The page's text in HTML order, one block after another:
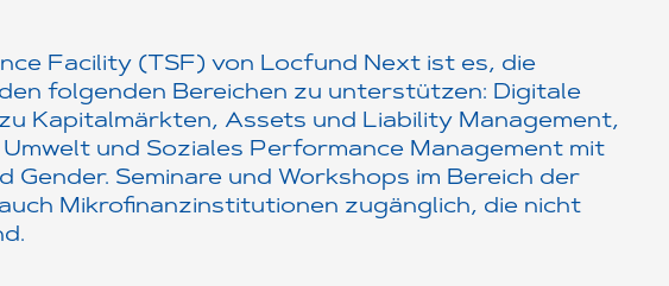
Facility (TSF) von Locfund Next ist es, die
folgenden Bereichen zu unterstützen: Digitale
Kapitalmärkten, Assets und Liability Management,
und Soziales Performance Management mit
Gender. Seminare und Workshops im Bereich der
Mikrofinanzinstitutionen zugänglich, die nicht